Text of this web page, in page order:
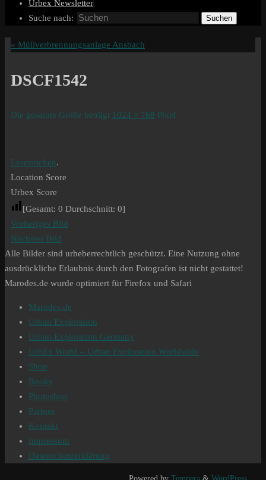
Urbex Newsletter
Suche nach:
Suchen
« Müllverbrennungsanlage Ansbach
DSCF1542
Die gesamte Größe beträgt 1024 × 768 Pixel
Lesezeichen.
Location Score
Urbex Score
[Gesamt: 0 Durchschnitt: 0]
Vorheriges Bild
Nächstes Bild
Alle Bilder sind urheberrechtlich geschützt. Eine Nutzung ohne
ausdrückliche Erlaubnis durch den Fotografen ist nicht gestattet!
Marodes.de wurde optimiert für Firefox und Safari
Marodes.de
Urban Exploration
Urban Exploration Germany
UrbEx World – Urban Exploration Worldwide
Shop
Books
Photoshop
Partner
Kontakt
Impressum
Datenschutzerklärung